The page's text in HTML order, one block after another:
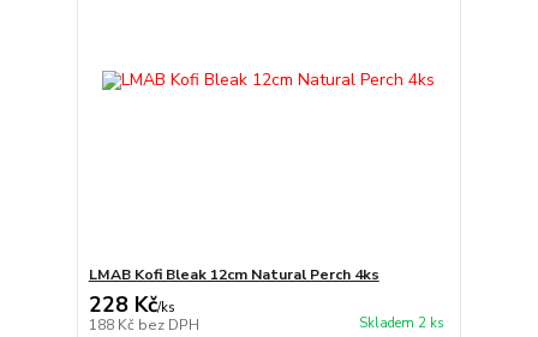
LMAB Kofi Bleak 12cm Natural Perch 4ks
228 Kč/ks
188 Kč bez DPH Skladem 2 ks